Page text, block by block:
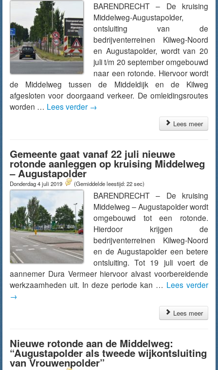
BARENDRECHT – De kruising
Middelweg-Augustapolder,
ontsluiting van de
bedrijventerreinen Kilweg-Noord
en Augustapolder, wordt van 20
juli t/m 20 september omgebouwd
naar een rotonde. Hiervoor wordt
de Middelweg tussen de Middeldijk en de Kilweg
afgesloten voor doorgaand verkeer. De omleidingsroutes
worden … Lees verder →
Lees meer
Gemeente gaat vanaf 22 juli nieuwe
rotonde aanleggen op kruising Middelweg
– Augustapolder
Donderdag 4 juli 2019 (Gemiddelde leestijd: 22 sec)
BARENDRECHT – De kruising
Middelweg – Augustapolder wordt
omgebouwd tot een rotonde.
Hierdoor krijgen de
bedrijventerreinen Kilweg-Noord
en de Augustapolder een betere
ontsluiting. Tot 19 juli voert de
aannemer Dura Vermeer hiervoor alvast voorbereidende
werkzaamheden uit. In deze periode kan … Lees verder
→
Lees meer
Nieuwe rotonde aan de Middelweg:
“Augustapolder als tweede wijkontsluiting
van Vrouwenpolder”